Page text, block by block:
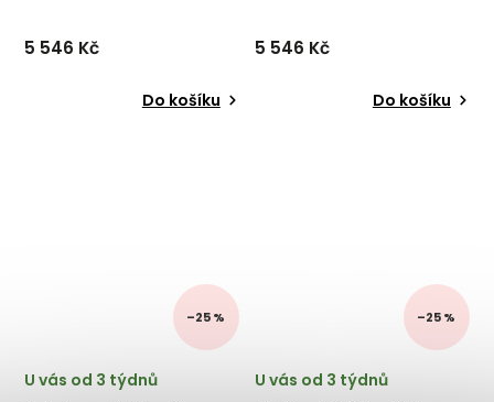
5 546 Kč
Do košíku
5 546 Kč
Do košíku
–25 %
U vás od 3 týdnů
–25 %
U vás od 3 týdnů